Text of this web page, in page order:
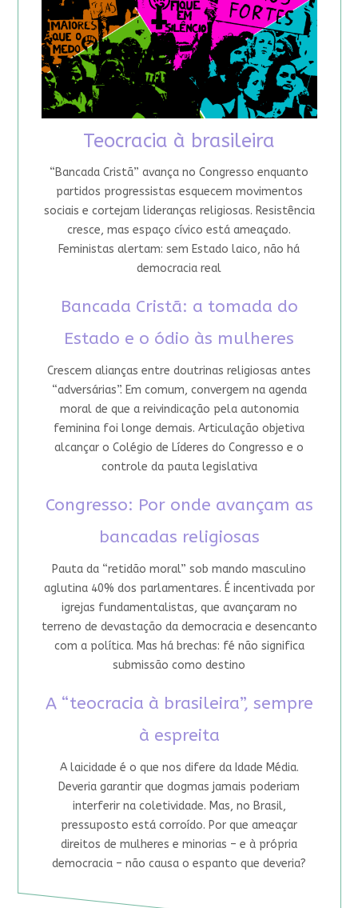
Teocracia à brasileira
“Bancada Cristã” avança no Congresso enquanto
partidos progressistas esquecem movimentos
sociais e cortejam lideranças religiosas. Resistência
cresce, mas espaço cívico está ameaçado.
Feministas alertam: sem Estado laico, não há
democracia real
Bancada Cristã: a tomada do
Estado e o ódio às mulheres
Crescem alianças entre doutrinas religiosas antes
“adversárias”. Em comum, convergem na agenda
moral de que a reivindicação pela autonomia
feminina foi longe demais. Articulação objetiva
alcançar o Colégio de Líderes do Congresso e o
controle da pauta legislativa
Congresso: Por onde avançam as
bancadas religiosas
Pauta da “retidão moral” sob mando masculino
aglutina 40% dos parlamentares. É incentivada por
igrejas fundamentalistas, que avançaram no
terreno de devastação da democracia e desencanto
com a política. Mas há brechas: fé não significa
submissão como destino
A “teocracia à brasileira”, sempre
à espreita
A laicidade é o que nos difere da Idade Média.
Deveria garantir que dogmas jamais poderiam
interferir na coletividade. Mas, no Brasil,
pressuposto está corroído. Por que ameaçar
direitos de mulheres e minorias – e à própria
democracia – não causa o espanto que deveria?